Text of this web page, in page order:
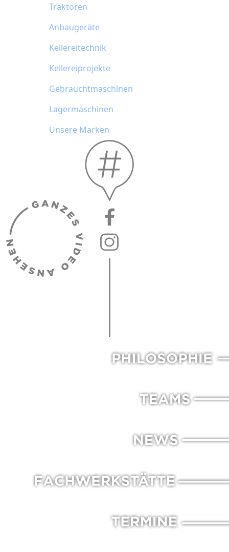
Traktoren
Anbaugeräte
Kellereitechnik
Kellereiprojekte
Gebrauchtmaschinen
Lagermaschinen
Unsere Marken